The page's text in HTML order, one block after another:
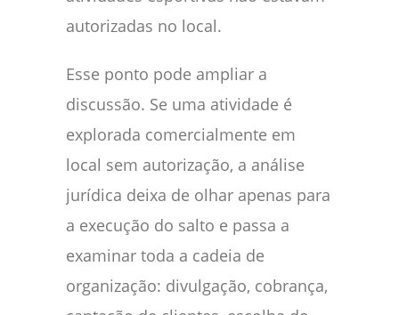
autorizadas no local.
Esse ponto pode ampliar a
discussão. Se uma atividade é
explorada comercialmente em
local sem autorização, a análise
jurídica deixa de olhar apenas para
a execução do salto e passa a
examinar toda a cadeia de
organização: divulgação, cobrança,